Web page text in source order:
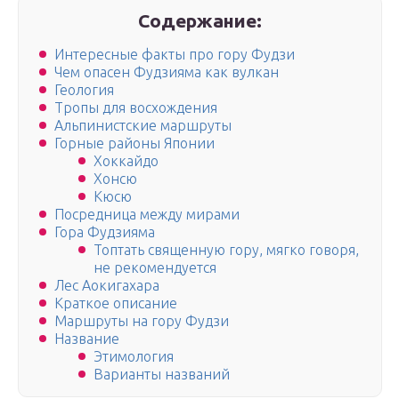
Содержание:
Интересные факты про гору Фудзи
Чем опасен Фудзияма как вулкан
Геология
Тропы для восхождения
Альпинистские маршруты
Горные районы Японии
Хоккайдо
Хонсю
Кюсю
Посредница между мирами
Гора Фудзияма
Топтать священную гору, мягко говоря,
не рекомендуется
Лес Аокигахара
Краткое описание
Маршруты на гору Фудзи
Название
Этимология
Варианты названий